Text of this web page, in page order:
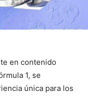
en contenido
1, se
única para los